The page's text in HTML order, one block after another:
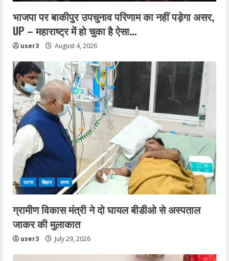
भाजपा पर बाकीपुर उपचुनाव परिणाम का नहीं पड़ेगा असर,
UP – महाराष्ट्र में हो चुका है ऐसा…
user3 August 4, 2026
पटना बिहार राज्य
ग्रामीण विकास मंत्री ने दो घायल बीडीओ से अस्पताल
जाकर की मुलाकात
user3 July 29, 2026